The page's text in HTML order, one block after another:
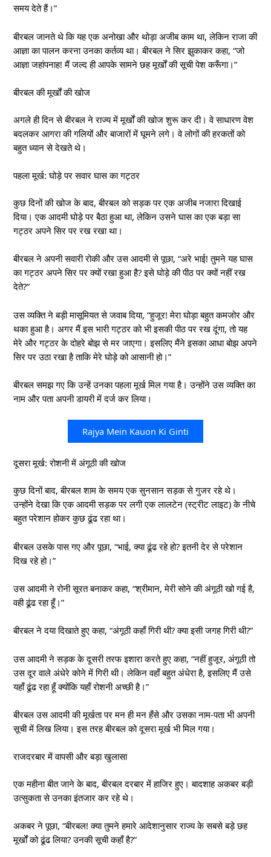
समय देते हैं।”
बीरबल जानते थे कि यह एक अनोखा और थोड़ा अजीब काम था, लेकिन राजा की
आज्ञा का पालन करना उनका कर्तव्य था। बीरबल ने सिर झुकाकर कहा, “जो
आज्ञा जहांपनाह! मैं जल्द ही आपके सामने छह मूर्खों की सूची पेश करूँगा।”
बीरबल की मूर्खों की खोज
अगले ही दिन से बीरबल ने राज्य में मूर्खों की खोज शुरू कर दी। वे साधारण वेश
बदलकर आगरा की गलियों और बाजारों में घूमने लगे। वे लोगों की हरकतों को
बहुत ध्यान से देखते थे।
पहला मूर्ख: घोड़े पर सवार घास का गट्ठर
कुछ दिनों की खोज के बाद, बीरबल को सड़क पर एक अजीब नजारा दिखाई
दिया। एक आदमी घोड़े पर बैठा हुआ था, लेकिन उसने घास का एक बड़ा सा
गट्ठर अपने सिर पर रख रखा था।
बीरबल ने अपनी सवारी रोकी और उस आदमी से पूछा, “अरे भाई! तुमने यह घास
का गट्ठर अपने सिर पर क्यों रखा हुआ है? इसे घोड़े की पीठ पर क्यों नहीं रख
देते?”
उस व्यक्ति ने बड़ी मासूमियत से जवाब दिया, “हुजूर! मेरा घोड़ा बहुत कमजोर और
थका हुआ है। अगर मैं इस भारी गट्ठर को भी इसकी पीठ पर रख दूंगा, तो यह
मेरे और गट्ठर के दोहरे बोझ से मर जाएगा। इसलिए मैंने इसका आधा बोझ अपने
सिर पर उठा रखा है ताकि मेरे घोड़े को आसानी हो।”
बीरबल समझ गए कि उन्हें उनका पहला मूर्ख मिल गया है। उन्होंने उस व्यक्ति का
नाम और पता अपनी डायरी में दर्ज कर लिया।
Rajya Mein Kauon Ki Ginti
दूसरा मूर्ख: रोशनी में अंगूठी की खोज
कुछ दिनों बाद, बीरबल शाम के समय एक सुनसान सड़क से गुजर रहे थे।
उन्होंने देखा कि एक आदमी सड़क पर लगी एक लालटेन (स्ट्रीट लाइट) के नीचे
बहुत परेशान होकर कुछ ढूंढ रहा था।
बीरबल उसके पास गए और पूछा, “भाई, क्या ढूंढ रहे हो? इतनी देर से परेशान
दिख रहे हो।”
उस आदमी ने रोनी सूरत बनाकर कहा, “श्रीमान, मेरी सोने की अंगूठी खो गई है,
वही ढूंढ रहा हूँ।”
बीरबल ने दया दिखाते हुए कहा, “अंगूठी कहाँ गिरी थी? क्या इसी जगह गिरी थी?”
उस आदमी ने सड़क के दूसरी तरफ इशारा करते हुए कहा, “नहीं हुजूर, अंगूठी तो
उस दूर वाले अंधेरे कोने में गिरी थी। लेकिन वहाँ बहुत अंधेरा है, इसलिए मैं उसे
यहाँ ढूंढ रहा हूँ क्योंकि यहाँ रोशनी अच्छी है।”
बीरबल उस आदमी की मूर्खता पर मन ही मन हँसे और उसका नाम-पता भी अपनी
सूची में लिख लिया। इस तरह बीरबल को दूसरा मूर्ख भी मिल गया।
राजदरबार में वापसी और बड़ा खुलासा
एक महीना बीत जाने के बाद, बीरबल दरबार में हाजिर हुए। बादशाह अकबर बड़ी
उत्सुकता से उनका इंतजार कर रहे थे।
अकबर ने पूछा, “बीरबल! क्या तुमने हमारे आदेशानुसार राज्य के सबसे बड़े छह
मूर्खों को ढूंढ लिया? उनकी सूची कहाँ है?”